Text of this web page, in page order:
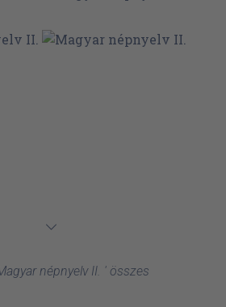
népnyelv II. ' összes